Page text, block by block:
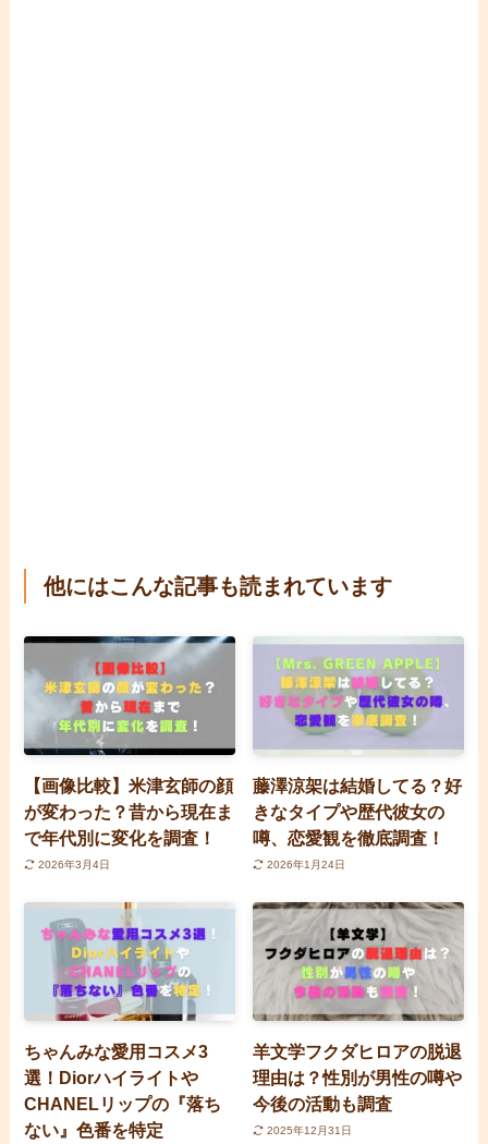
他にはこんな記事も読まれています
【画像比較】米津玄師の顔
が変わった？昔から現在ま
で年代別に変化を調査！
2026年3月4日
藤澤涼架は結婚してる？好
きなタイプや歴代彼女の
噂、恋愛観を徹底調査！
2026年1月24日
ちゃんみな愛用コスメ3
選！Diorハイライトや
CHANELリップの『落ち
ない』色番を特定
羊文学フクダヒロアの脱退
理由は？性別が男性の噂や
今後の活動も調査
2025年12月31日